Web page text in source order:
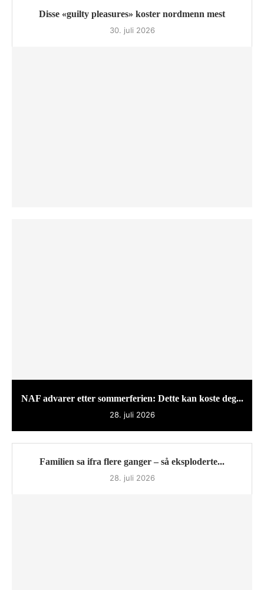
Disse «guilty pleasures» koster nordmenn mest
30. juli 2026
NAF advarer etter sommerferien: Dette kan koste deg...
28. juli 2026
Familien sa ifra flere ganger – så eksploderte...
28. juli 2026